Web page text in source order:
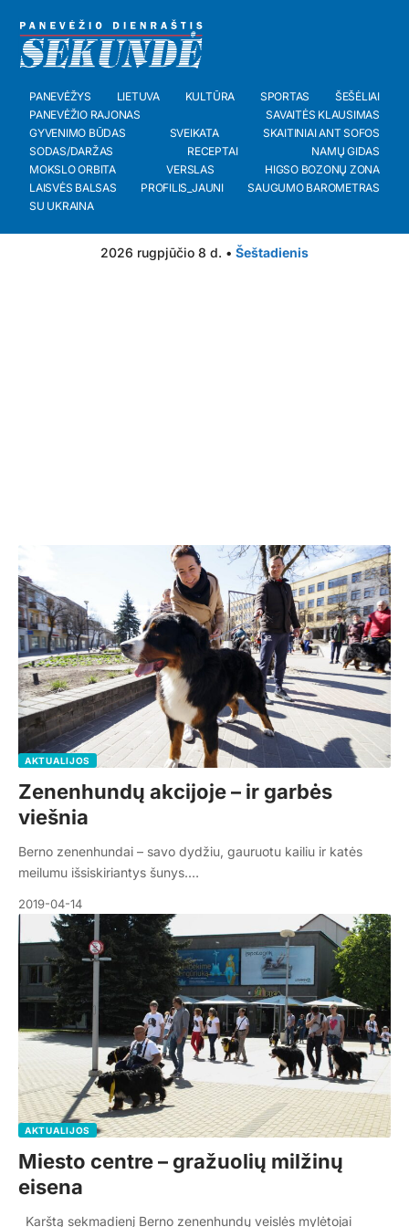
PANEVĖŽYS LIETUVA KULTŪRA SPORTAS
ŠEŠĖLIAI
PANEVĖŽIO RAJONAS
SAVAITĖS KLAUSIMAS
GYVENIMO BŪDAS
SVEIKATA
SKAITINIAI ANT SOFOS
SODAS/DARŽAS
RECEPTAI
NAMŲ GIDAS
MOKSLO ORBITA
VERSLAS
HIGSO BOZONŲ ZONA
LAISVĖS BALSAS
PROFILIS_JAUNI
SAUGUMO BAROMETRAS
SU UKRAINA
2026 rugpjūčio 8 d. • Šeštadienis
AKTUALIJOS
Zenenhundų akcijoje – ir garbės
viešnia
Berno zenenhundai – savo dydžiu, gauruotu kailiu ir katės
meilumu išsiskiriantys šunys.…
2019-04-14
AKTUALIJOS
Miesto centre – gražuolių milžinų
eisena
Karštą sekmadienį Berno zenenhundų veislės mylėtojai